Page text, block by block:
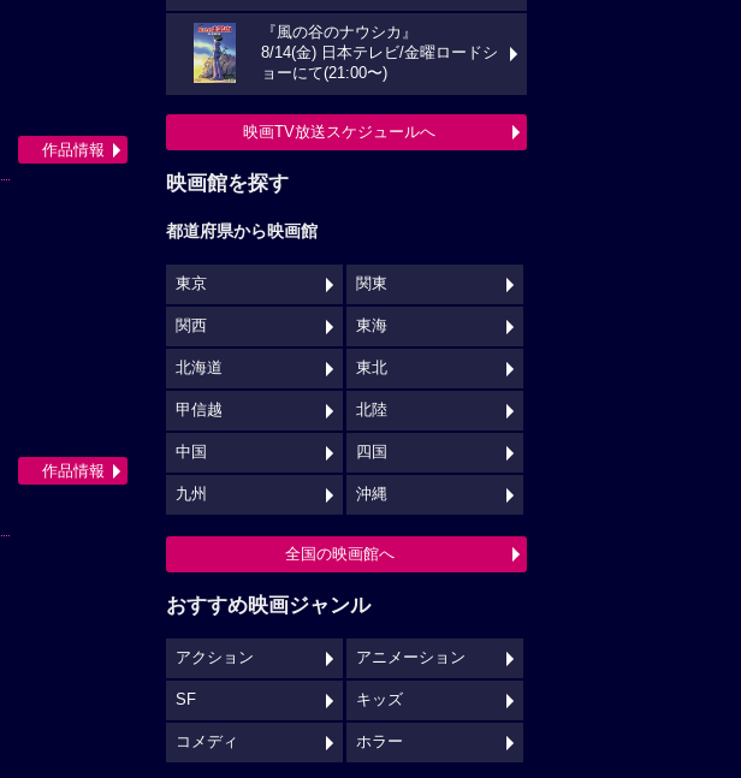
作品情報
作品情報
『風の谷のナウシカ』
8/14(金) 日本テレビ/金曜ロードシ
ョーにて(21:00〜)
映画TV放送スケジュールへ
映画館を探す
都道府県から映画館
東京 関東
関西 東海
北海道 東北
甲信越 北陸
中国 四国
九州 沖縄
全国の映画館へ
おすすめ映画ジャンル
アクション アニメーション
SF キッズ
コメディ ホラー